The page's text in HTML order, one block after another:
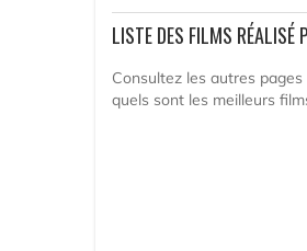
LISTE DES FILMS RÉALISÉ
Consultez les autres
quels sont les meilleurs